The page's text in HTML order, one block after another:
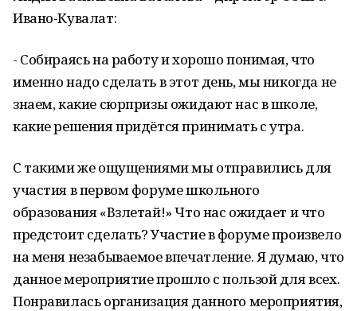
Ивано-Кувалат:
- Собираясь на работу и хорошо понимая, что
именно надо сделать в этот день, мы никогда не
знаем, какие сюрпризы ожидают нас в школе,
какие решения придётся принимать с утра.
С такими же ощущениями мы отправились для
участия в первом форуме школьного
образования «Взлетай!» Что нас ожидает и что
предстоит сделать? Участие в форуме произвело
на меня незабываемое впечатление. Я думаю, что
данное мероприятие прошло с пользой для всех.
Понравилась организация данного мероприятия,